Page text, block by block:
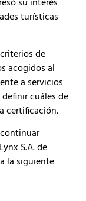
su interés
turísticas
de
acogidos al
a servicios
cuáles de
certificación.
S.A. de
la siguiente